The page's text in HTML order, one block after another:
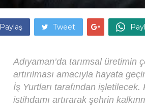
Paylaş Tweet
Adıyaman’da tarımsal
artırılması amacıyla hayata
İş Yurtları tarafından
istihdamı artırarak şehrin